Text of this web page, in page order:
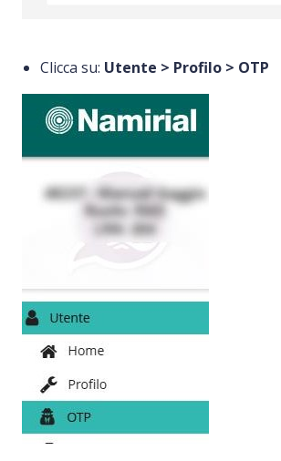
Clicca su: Utente > Profilo > OTP